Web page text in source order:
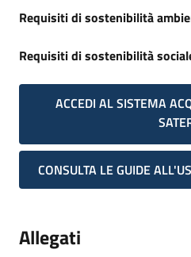
Requisiti di sostenibilità
Requisiti di sostenibilità
ACCEDI AL SISTEMA
CONSULTA LE GUIDE
Allegati